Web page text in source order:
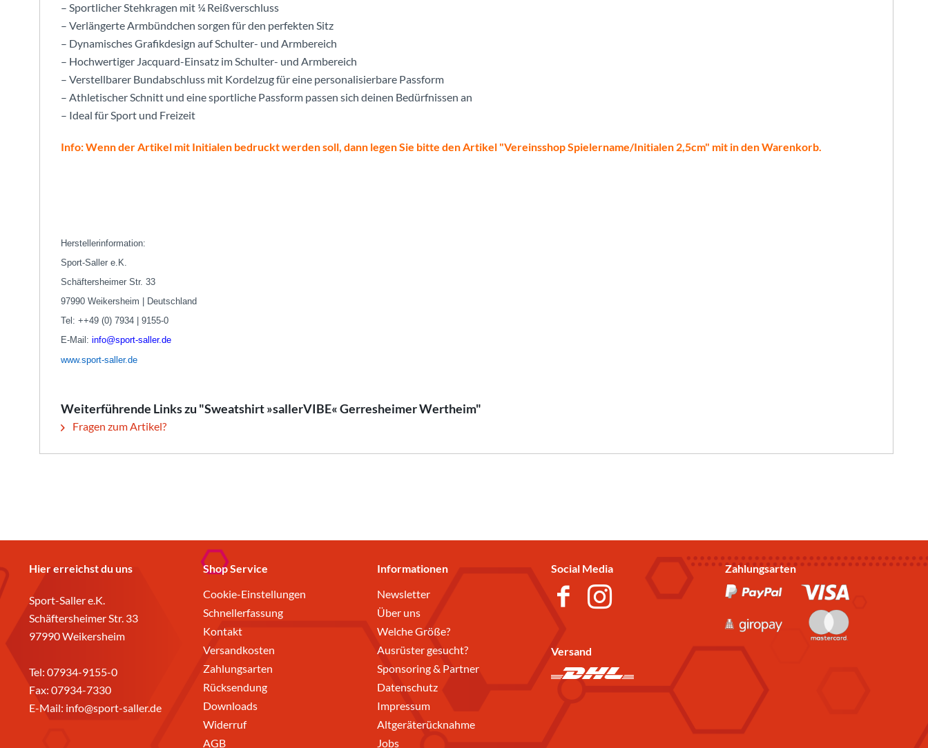
– Sportlicher Stehkragen mit ¼ Reißverschluss
– Verlängerte Armbündchen sorgen für den perfekten Sitz
– Dynamisches Grafikdesign auf Schulter- und Armbereich
– Hochwertiger Jacquard-Einsatz im Schulter- und Armbereich
– Verstellbarer Bundabschluss mit Kordelzug für eine personalisierbare Passform
– Athletischer Schnitt und eine sportliche Passform passen sich deinen Bedürfnissen an
– Ideal für Sport und Freizeit
Info: Wenn der Artikel mit Initialen bedruckt werden soll, dann legen Sie bitte den Artikel "Vereinsshop Spielername/Initialen 2,5cm" mit in den Warenkorb.
Herstellerinformation:
Sport-Saller e.K.
Schäftersheimer Str. 33
97990 Weikersheim | Deutschland
Tel: ++49 (0) 7934 | 9155-0
E-Mail: info@sport-saller.de
www.sport-saller.de
Weiterführende Links zu "Sweatshirt »sallerVIBE« Gerresheimer Wertheim"
Fragen zum Artikel?
Hier erreichst du uns
Sport-Saller e.K.
Schäftersheimer Str. 33
97990 Weikersheim
Tel: 07934-9155-0
Fax: 07934-7330
E-Mail: info@sport-saller.de
Shop Service
Cookie-Einstellungen
Schnellerfassung
Kontakt
Versandkosten
Zahlungsarten
Rücksendung
Downloads
Widerruf
AGB
Informationen
Newsletter
Über uns
Welche Größe?
Ausrüster gesucht?
Sponsoring & Partner
Datenschutz
Impressum
Altgeräterücknahme
Jobs
Social Media
Versand
Zahlungsarten